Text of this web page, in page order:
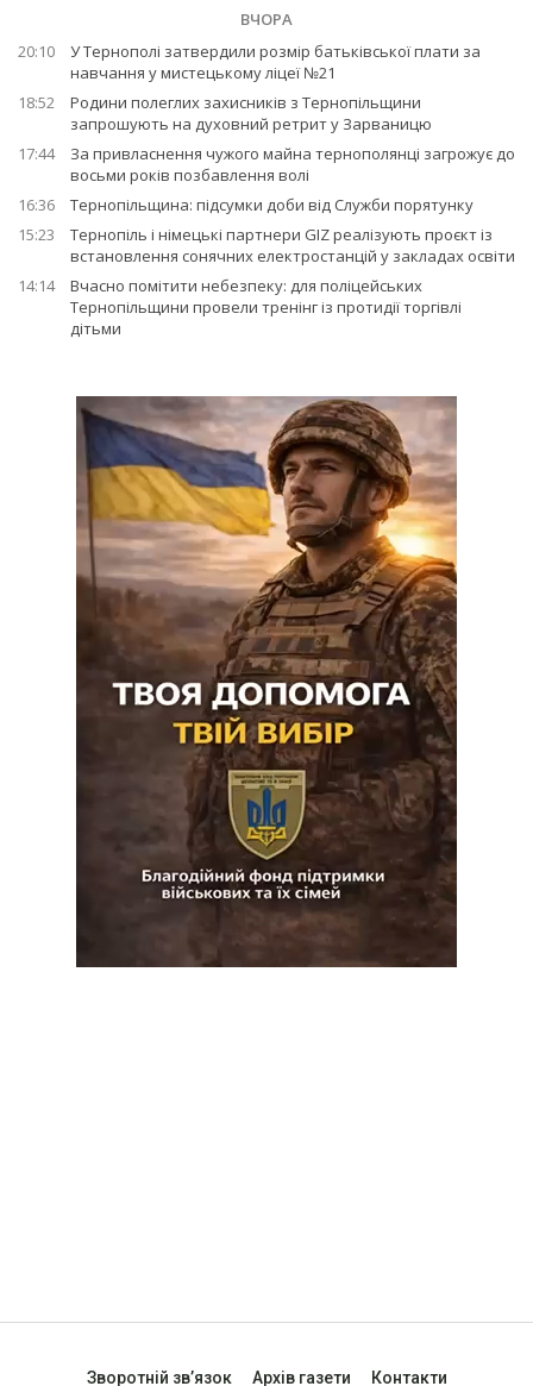
ВЧОРА
20:10
У Тернополі затвердили розмір батьківської плати за
навчання у мистецькому ліцеї №21
18:52
Родини полеглих захисників з Тернопільщини
запрошують на духовний ретрит у Зарваницю
17:44
За привласнення чужого майна тернополянці загрожує до
восьми років позбавлення волі
16:36
Тернопільщина: підсумки доби від Служби порятунку
15:23
Тернопіль і німецькі партнери GIZ реалізують проєкт із
встановлення сонячних електростанцій у закладах освіти
14:14
Вчасно помітити небезпеку: для поліцейських
Тернопільщини провели тренінг із протидії торгівлі
дітьми
Зворотній зв’язок Архів газети Контакти